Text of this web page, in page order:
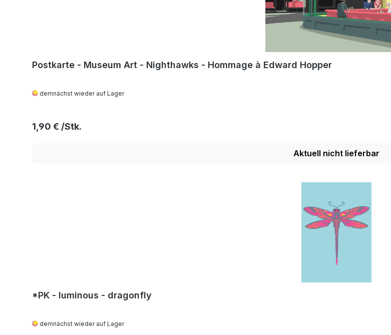
Postkarte - Museum Art - Nighthawks - Hommage à Edward Hopper
demnächst wieder auf Lager
Regulärer Preis:
1,90 €
Aktuell nicht lieferbar
*PK - luminous - dragonfly
demnächst wieder auf Lager